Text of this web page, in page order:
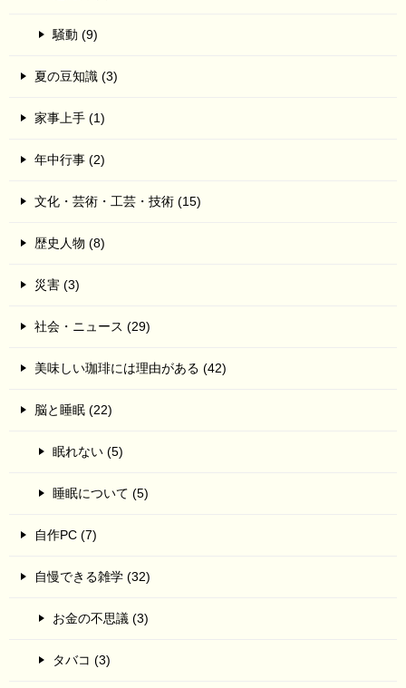
騒動 (9)
夏の豆知識 (3)
家事上手 (1)
年中行事 (2)
文化・芸術・工芸・技術 (15)
歴史人物 (8)
災害 (3)
社会・ニュース (29)
美味しい珈琲には理由がある (42)
脳と睡眠 (22)
眠れない (5)
睡眠について (5)
自作PC (7)
自慢できる雑学 (32)
お金の不思議 (3)
タバコ (3)